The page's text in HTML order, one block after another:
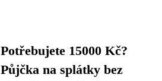
Potřebujete 15000 Kč?
Půjčka na splátky bez